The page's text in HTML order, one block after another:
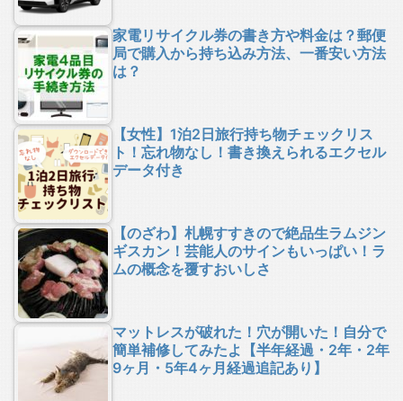
家電リサイクル券の書き方や料金は？郵便
局で購入から持ち込み方法、一番安い方法
は？
【女性】1泊2日旅行持ち物チェックリス
ト！忘れ物なし！書き換えられるエクセル
データ付き
【のざわ】札幌すすきので絶品生ラムジン
ギスカン！芸能人のサインもいっぱい！ラ
ムの概念を覆すおいしさ
マットレスが破れた！穴が開いた！自分で
簡単補修してみたよ【半年経過・2年・2年
9ヶ月・5年4ヶ月経過追記あり】